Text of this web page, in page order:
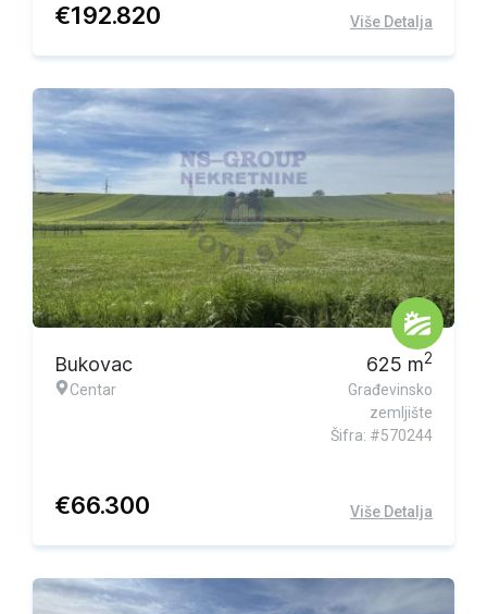
€192.820 Više Detalja
Ekskluzivna ponuda
Bukovac
Centar
625 m2
Građevinsko
zemljište
Šifra: #570244
€66.300 Više Detalja